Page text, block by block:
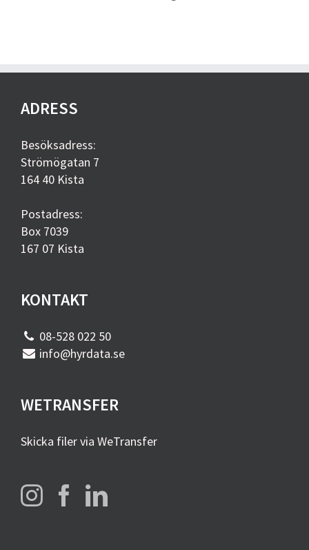
mängd
ADRESS
Besöksadress:
Strömögatan 7
164 40 Kista
Postadress:
Box 7039
167 07 Kista
KONTAKT
08-528 022 50
info@hyrdata.se
WETRANSFER
Skicka filer via WeTransfer